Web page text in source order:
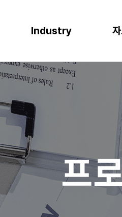
ERP
SAP S/4HANA
SAP Business One
SAP EWM
Microsoft Dynamics 365
Smart Factory
WiJARD Package
CLOUD ONEPACK
Industry
성도 증대
랜드 신뢰도 증가
영 효율화
신을 위한 최적의 도구
정립 및 글로벌 운영 시스템 구축
자원관리
제조
디지털 혁신과 생산성
인공지능과 머신러닝으로 제조 혁
계획과 목표 중심의 프로세스
바이오
엄격한 규제 준수를 위한 IT
성장을 위한 기반 마련
소비재
플랫폼을 통한 경쟁
데이터 분석과 기술
물류
복잡한 물
재고 없는 창
미래 성장
고도
추천 검색어
렌
프